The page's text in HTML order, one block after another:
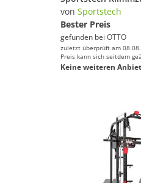
von Sportstech
Bester Preis
gefunden bei OTTO
zuletzt überprüft am
Preis kann sich seitdem
Keine weiteren